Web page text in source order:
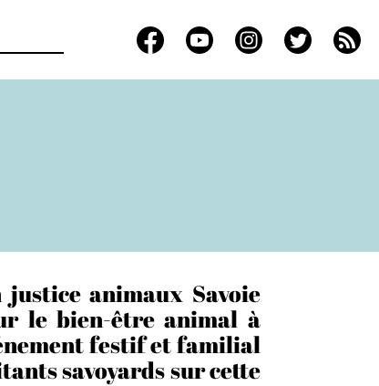
justice animaux Savoie
le bien-être animal à
festif et familial
savoyards sur cette